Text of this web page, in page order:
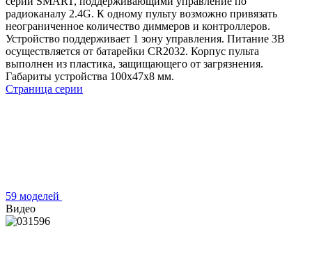
радиоканалу 2.4G. К одному пульту возможно привязать
неограниченное количество диммеров и контроллеров.
Устройство поддерживает 1 зону управления. Питание 3В
осуществляется от батарейки CR2032. Корпус пульта
выполнен из пластика, защищающего от загрязнения.
Габариты устройства 100x47x8 мм.
Страница серии
59 моделей
Видео